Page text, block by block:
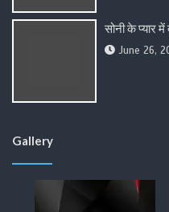
सोनी के प्यार में
June 26,
Gallery